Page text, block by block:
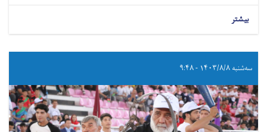
بیشتر
سه‌شنبه ۱۴۰۳/۸/۸ - ۹:۴۸